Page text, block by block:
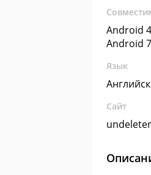
Android
Android
Язык
Сайт